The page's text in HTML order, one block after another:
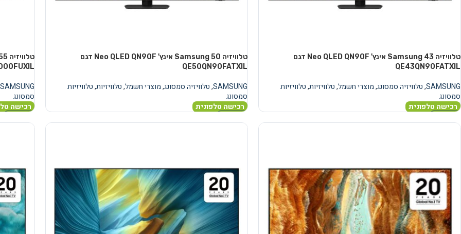
טלוויזיה Samsung 43 אינץ' Neo QLED QN90F דגם
QE43QN90FATXIL
SAMSUNG
,טלוויזיה סמסונג,מוצרי חשמל,טלוויזיות,טלוויזיות
סמסונג
רכישה טלפונית
טלוויזיה Samsung 50 אינץ' Neo QLED QN90F דגם
QE50QN90FATXIL
SAMSUNG
,טלוויזיה סמסונג,מוצרי חשמל,טלוויזיות,טלוויזיות
סמסונג
רכישה טלפונית
SAMSUNG
סמסונג
רכישה